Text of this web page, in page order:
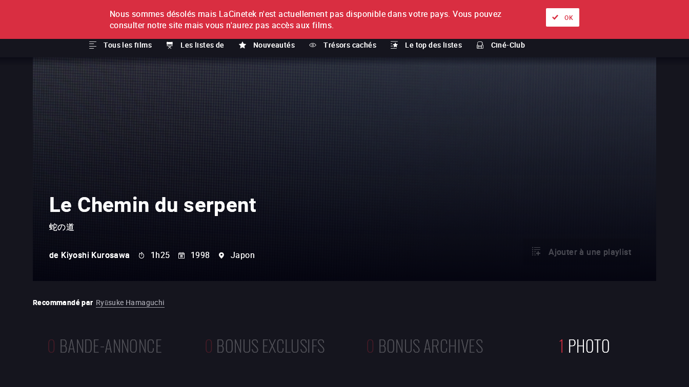
À L'UNITÉ
Tous les films Les listes de Nouveautés Trésors cachés Le top des listes Ciné-Club
ABONNEMENT À propos Nos offres
Le Chemin du serpent
蛇の道
de Kiyoshi Kurosawa 1h25 1998 Japon Ajouter à une playlist
Recommandé par Ryūsuke Hamaguchi
0 BANDE-ANNONCE 0 BONUS EXCLUSIFS 0 BONUS ARCHIVES 1 PHOTO
Nous sommes désolés mais LaCinetek n'est actuellement pas disponible dans votre pays. Vous pouvez
consulter notre site mais vous n'aurez pas accès aux films.
OK